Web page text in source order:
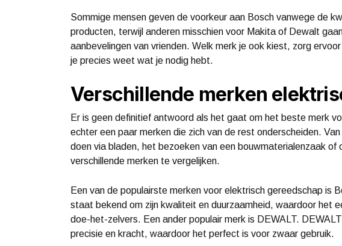
Sommige mensen geven de voorkeur aan Bosch vanwege de
producten, terwijl anderen misschien voor Makita of Dewalt
aanbevelingen van vrienden. Welk merk je ook kiest, zorg
je precies weet wat je nodig hebt.
Verschillende merken
Er is geen definitief antwoord als het gaat om het beste merk
echter een paar merken die zich van de rest onderscheiden.
doen via bladen, het bezoeken van een bouwmaterialenzaak of
verschillende merken te vergelijken.
Een van de populairste merken voor elektrisch gereedschap is
staat bekend om zijn kwaliteit en duurzaamheid, waardoor het
doe-het-zelvers. Een ander populair merk is DEWALT.
precisie en kracht, waardoor het perfect is voor zwaar gebruik.